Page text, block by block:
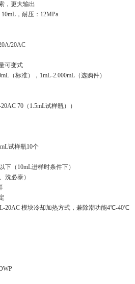
，更大输出
，耐压：12MPa
20AC
可变式
（标准），1mL-2.000mL（选购件）
70（1.5mL试样瓶））
试样瓶10个
（10mL进样时条件下）
洗必泰）
20AC 模块冷却加热方式，兼除潮功能4℃-40℃